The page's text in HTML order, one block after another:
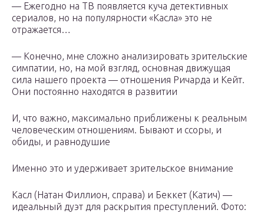
— Ежегодно на ТВ появляется куча детективных
сериалов, но на популярности «Касла» это не
отражается…
— Конечно, мне сложно анализировать зрительские
симпатии, но, на мой взгляд, основная движущая
сила нашего проекта — отношения Ричарда и Кейт.
Они постоянно находятся в развитии
И, что важно, максимально приближены к реальным
человеческим отношениям. Бывают и ссоры, и
обиды, и равнодушие
Именно это и удерживает зрительское внимание
Касл (Натан Филлион, справа) и Беккет (Катич) —
идеальный дуэт для раскрытия преступлений. Фото: